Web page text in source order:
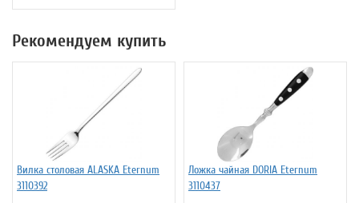
Рекомендуем купить
Вилка столовая ALASKA Eternum
3110392
Ложка чайная DORIA Eternum
3110437